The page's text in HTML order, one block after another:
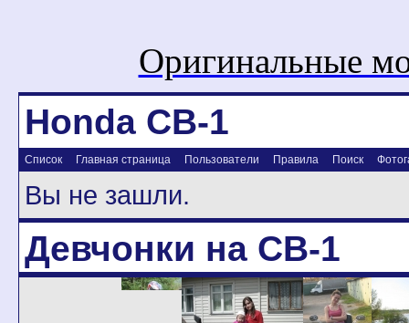
Оригинальные
Honda CB-1
Список Главная страница Пользователи Правила Поиск
Вы не зашли.
Девчонки на CB-1